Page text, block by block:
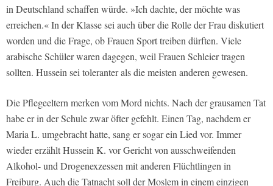
in Deutschland schaffen würde. »Ich dachte, der möchte was
erreichen.« In der Klasse sei auch über die Rolle der Frau diskutiert
worden und die Frage, ob Frauen Sport treiben dürften. Viele
arabische Schüler waren dagegen, weil Frauen Schleier tragen
sollten. Hussein sei toleranter als die meisten anderen gewesen.
Die Pflegeeltern merken vom Mord nichts. Nach der grausamen Tat
habe er in der Schule zwar öfter gefehlt. Einen Tag, nachdem er
Maria L. umgebracht hatte, sang er sogar ein Lied vor. Immer
wieder erzählt Hussein K. vor Gericht von ausschweifenden
Alkohol- und Drogenexzessen mit anderen Flüchtlingen in
Freiburg. Auch die Tatnacht soll der Moslem in einem einzigen